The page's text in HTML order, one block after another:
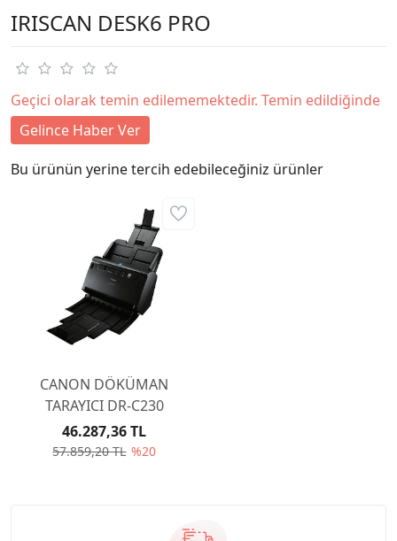
IRISCAN DESK6 PRO
Geçici olarak temin edilememektedir. Temin edildiğinde
Gelince Haber Ver
Bu ürünün yerine tercih edebileceğiniz ürünler
CANON DÖKÜMAN
TARAYICI DR-C230
57.859,20 TL %20
46.287,36 TL